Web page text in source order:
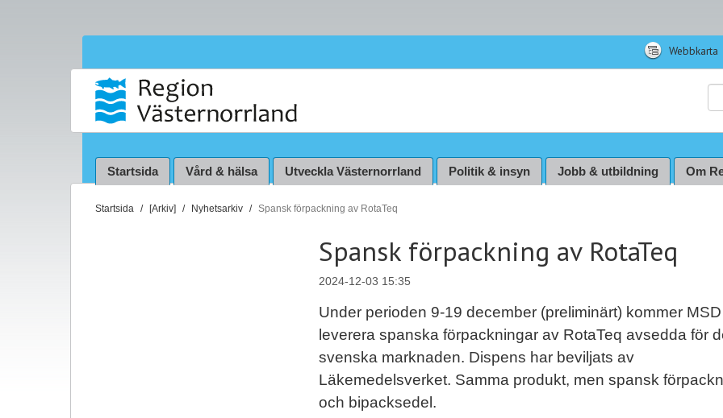
Webbkarta
Startsida Vård & hälsa Utveckla Västernorrland Politik & insyn Jobb & utbildning Om
D
Startsida [Arkiv] Nyhetsarkiv Spansk förpackning av RotaTeq
Spansk förpackning av RotaTeq
2024-12-03 15:35
Under perioden 9-19 december (preliminärt) kommer MSD
leverera spanska förpackningar av RotaTeq avsedda för
svenska marknaden. Dispens har beviljats av
Läkemedelsverket. Samma produkt, men spansk
och bipacksedel.